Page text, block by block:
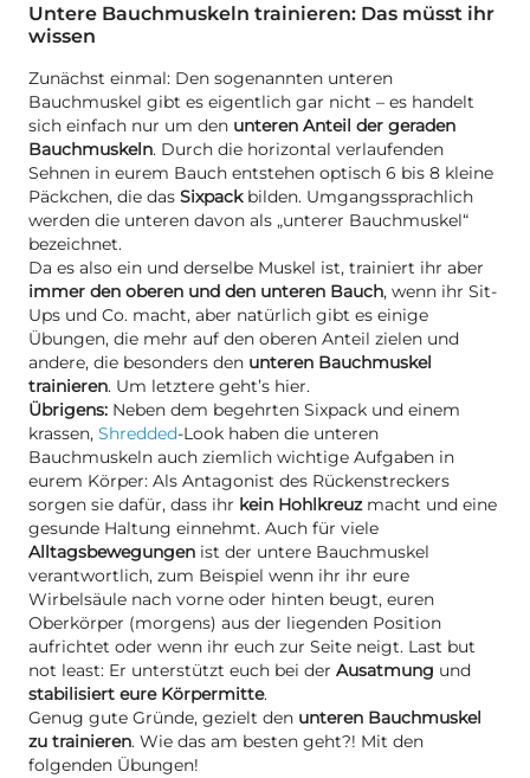
Untere Bauchmuskeln trainieren: Das müsst ihr
wissen
Zunächst einmal: Den sogenannten unteren
Bauchmuskel gibt es eigentlich gar nicht – es handelt
sich einfach nur um den unteren Anteil der geraden
Bauchmuskeln. Durch die horizontal verlaufenden
Sehnen in eurem Bauch entstehen optisch 6 bis 8 kleine
Päckchen, die das Sixpackbilden. Umgangssprachlich
werden die unteren davon als „unterer Bauchmuskel“
bezeichnet.
Da es also ein und derselbe Muskel ist, trainiert ihr aber
immer den oberen und den unteren Bauch, wenn ihr Sit-
Ups und Co. macht, aber natürlich gibt es einige
Übungen, die mehr auf den oberen Anteil zielen und
andere, die besonders den unteren Bauchmuskel
trainieren. Um letztere geht’s hier.
Übrigens: Neben dem begehrten Sixpack und einem
krassen, Shredded-Look haben die unteren
Bauchmuskeln auch ziemlich wichtige Aufgaben in
eurem Körper: Als Antagonist des Rückenstreckers
sorgen sie dafür, dass ihr kein Hohlkreuzmacht und eine
gesunde Haltung einnehmt. Auch für viele
Alltagsbewegungen ist der untere Bauchmuskel
verantwortlich, zum Beispiel wenn ihr ihr eure
Wirbelsäule nach vorne oder hinten beugt, euren
Oberkörper (morgens) aus der liegenden Position
aufrichtet oder wenn ihr euch zur Seite neigt. Last but
not least: Er unterstützt euch bei der Ausatmung und
stabilisiert eure Körpermitte.
Genug gute Gründe, gezielt den unteren Bauchmuskel
zu trainieren. Wie das am besten geht?! Mit den
folgenden Übungen!